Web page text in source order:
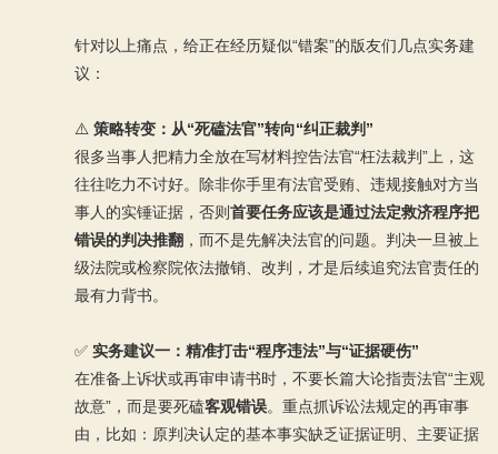
针对以上痛点，给正在经历疑似“错案”的版友们几点实务建
议：
⚠️ 策略转变：从“死磕法官”转向“纠正裁判”
很多当事人把精力全放在写材料控告法官“枉法裁判”上，这
往往吃力不讨好。除非你手里有法官受贿、违规接触对方当
事人的实锤证据，否则首要任务应该是通过法定救济程序把
错误的判决推翻 ，而不是先解决法官的问题。判决一旦被上
级法院或检察院依法撤销、改判，才是后续追究法官责任的
最有力背书。
✅ 实务建议一：精准打击“程序违法”与“证据硬伤”
在准备上诉状或再审申请书时，不要长篇大论指责法官“主观
故意”，而是要死磕客观错误。重点抓诉讼法规定的再审事
由，比如：原判决认定的基本事实缺乏证据证明、主要证据